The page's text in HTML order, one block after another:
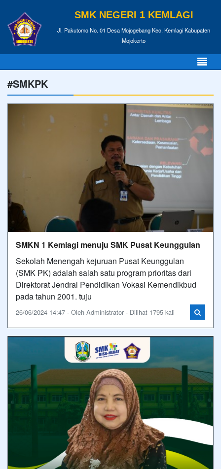
SMK NEGERI 1 KEMLAGI
Jl. Pakutomo No. 01 Desa Mojogebang Kec. Kemlagi Kabupaten
Mojokerto
#SMKPK
SMKN 1 Kemlagi menuju SMK Pusat Keunggulan
Sekolah Menengah kejuruan Pusat Keunggulan
(SMK PK) adalah salah satu program prioritas dari
Direktorat Jendral Pendidikan Vokasi Kemendikbud
pada tahun 2001. tuju
26/06/2024 14:47 - Oleh Administrator - Dilihat 1795 kali